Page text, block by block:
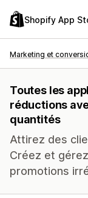
Shopify App
Marketing et
Toutes les
réductions
quantités
Attirez des
Créez et
promotions